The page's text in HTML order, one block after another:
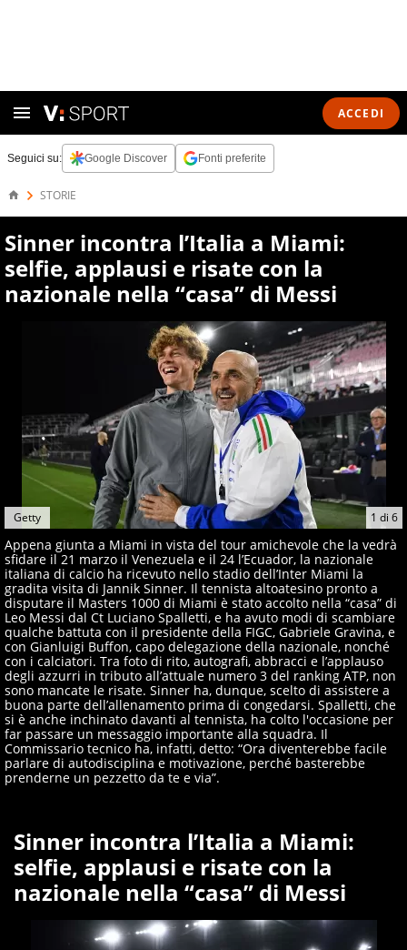
ACCEDI
Seguici su: Google Discover Fonti preferite
STORIE
Sinner incontra l’Italia a Miami:
selfie, applausi e risate con la
nazionale nella “casa” di Messi
1 di 6
Getty
Appena giunta a Miami in vista del tour amichevole che la vedrà
sfidare il 21 marzo il Venezuela e il 24 l’Ecuador, la nazionale
italiana di calcio ha ricevuto nello stadio dell’Inter Miami la
gradita visita di Jannik Sinner. Il tennista altoatesino pronto a
disputare il Masters 1000 di Miami è stato accolto nella “casa” di
Leo Messi dal Ct Luciano Spalletti, e ha avuto modi di scambiare
qualche battuta con il presidente della FIGC, Gabriele Gravina, e
con Gianluigi Buffon, capo delegazione della nazionale, nonché
con i calciatori. Tra foto di rito, autografi, abbracci e l’applauso
degli azzurri in tributo all’attuale numero 3 del ranking ATP, non
sono mancate le risate. Sinner ha, dunque, scelto di assistere a
buona parte dell’allenamento prima di congedarsi. Spalletti, che
si è anche inchinato davanti al tennista, ha colto l'occasione per
far passare un messaggio importante alla squadra. Il
Commissario tecnico ha, infatti, detto: “Ora diventerebbe facile
parlare di autodisciplina e motivazione, perché basterebbe
prenderne un pezzetto da te e via”.
Sinner incontra l’Italia a Miami:
selfie, applausi e risate con la
nazionale nella “casa” di Messi